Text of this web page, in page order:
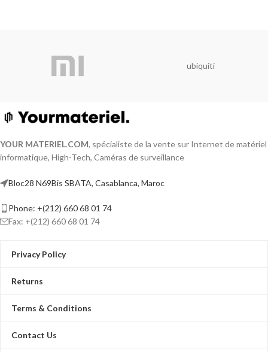
ubiquiti
YOUR MATERIEL.COM, spécialiste de la vente sur Internet de matériel
informatique, High-Tech, Caméras de surveillance
Bloc28 N69Bis SBATA, Casablanca, Maroc
Phone: +(212) 660 68 01 74
Fax: +(212) 660 68 01 74
Privacy Policy
Returns
Terms & Conditions
Contact Us